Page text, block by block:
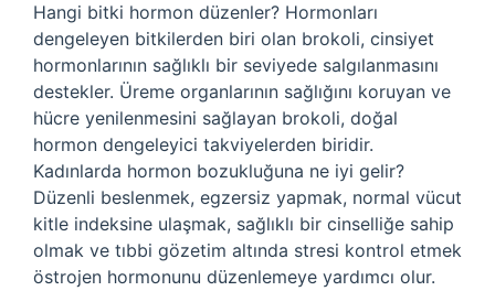
Hangi bitki hormon düzenler? Hormonları
dengeleyen bitkilerden biri olan brokoli, cinsiyet
hormonlarının sağlıklı bir seviyede salgılanmasını
destekler. Üreme organlarının sağlığını koruyan ve
hücre yenilenmesini sağlayan brokoli, doğal
hormon dengeleyici takviyelerden biridir.
Kadınlarda hormon bozukluğuna ne iyi gelir?
Düzenli beslenmek, egzersiz yapmak, normal vücut
kitle indeksine ulaşmak, sağlıklı bir cinselliğe sahip
olmak ve tıbbi gözetim altında stresi kontrol etmek
östrojen hormonunu düzenlemeye yardımcı olur.